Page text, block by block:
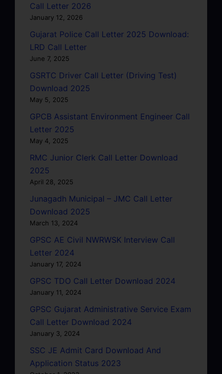
Call Letter 2026
January 12, 2026
Gujarat Police Call Letter 2025 Download:
LRD Call Letter
June 7, 2025
GSRTC Driver Call Letter (Driving Test)
Download 2025
May 5, 2025
GPCB Assistant Environment Engineer Call
Letter 2025
May 4, 2025
RMC Junior Clerk Call Letter Download
2025
April 28, 2025
Junagadh Municipal – JMC Call Letter
Download 2025
March 13, 2024
GPSC AE Civil NWRWSK Interview Call
Letter 2024
January 17, 2024
GPSC TDO Call Letter Download 2024
January 11, 2024
GPSC Gujarat Administrative Service Exam
Call Letter Download 2024
January 3, 2024
SSC JE Admit Card Download And
Application Status 2023